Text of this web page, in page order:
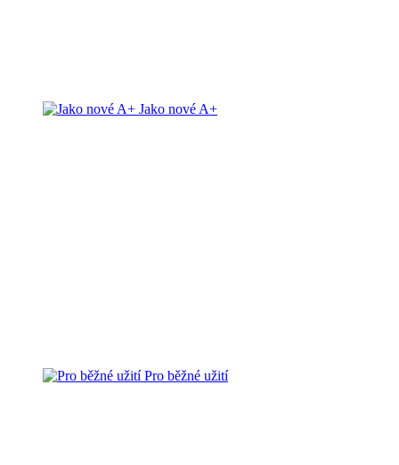
Jako nové A+
Pro běžné užití